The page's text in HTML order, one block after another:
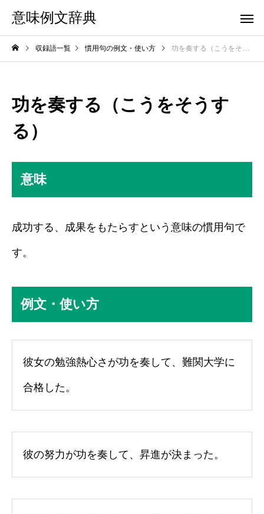
意味例文辞典
収録語一覧 慣用句の例文・使い方 功を奏する（こうをそうする）
功を奏する（こうをそうす
る）
意味
成功する、成果をもたらすという意味の慣用句で
す。
例文・使い方
彼女の勉強熱心さが功を奏して、難関大学に
合格した。
彼の努力が功を奏して、昇進が決まった。